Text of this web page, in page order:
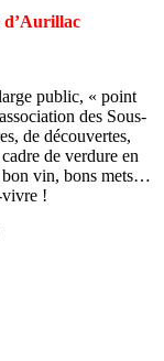
d’Aurillac
public, « point
des Sous-
de découvertes,
de verdure en
bon vin, bons mets…
vivre !